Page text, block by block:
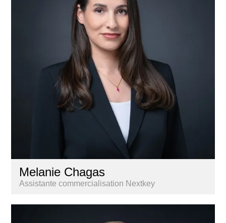
Melanie Chagas
Assistante commercialisation Nextkey